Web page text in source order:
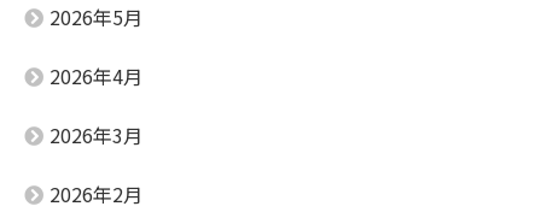
2026年5月
2026年4月
2026年3月
2026年2月